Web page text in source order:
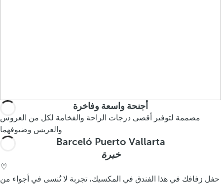
أجنحة واسعة وفاخرة
مصممة لتوفير أقصى درجات الراحة والفخامة لكل من العروس
والعريس وضيوفهما
Barceló Puerto Vallarta
خبرة
حفل زفافك في هذا الفندق في المكسيك، تجربة لا تُنسى في أجواء من